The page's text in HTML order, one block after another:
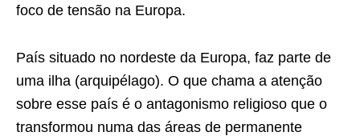
foco de tensão na Europa.
País situado no nordeste da Europa, faz parte de
uma ilha (arquipélago). O que chama a atenção
sobre esse país é o antagonismo religioso que o
transformou numa das áreas de permanente